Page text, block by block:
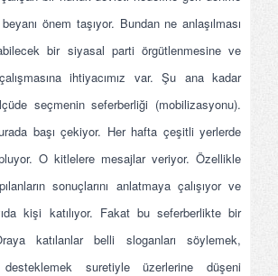
önem taşıyor. Bundan ne anlaşılması
bir siyasal parti örgütlenmesine ve
ihtiyacımız var. Şu ana kadar
seçmenin seferberliği (mobilizasyonu).
başı çekiyor. Her hafta çeşitli yerlerde
O kitlelere mesajlar veriyor. Özellikle
sonuçlarını anlatmaya çalışıyor ve
kişi katılıyor. Fakat bu seferberlikte bir
katılanlar belli sloganları söylemek,
suretiyle üzerlerine düşeni